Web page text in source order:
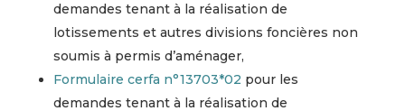
demandes tenant à la réalisation de
lotissements et autres divisions foncières non
soumis à permis d’aménager,
Formulaire cerfa n°13703*02 pour les
demandes tenant à la réalisation de